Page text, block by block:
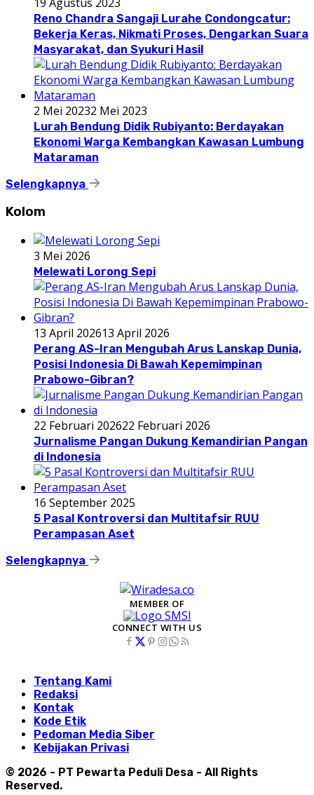
Reno Chandra Sangaji Lurahe Condongcatur:
Bekerja Keras, Nikmati Proses, Dengarkan Suara
Masyarakat, dan Syukuri Hasil
2 Mei 20232 Mei 2023
Lurah Bendung Didik Rubiyanto: Berdayakan
Ekonomi Warga Kembangkan Kawasan Lumbung
Mataraman
Selengkapnya
Kolom
3 Mei 2026
Melewati Lorong Sepi
13 April 202613 April 2026
Perang AS-Iran Mengubah Arus Lanskap Dunia,
Posisi Indonesia Di Bawah Kepemimpinan
Prabowo-Gibran?
22 Februari 202622 Februari 2026
Jurnalisme Pangan Dukung Kemandirian Pangan
di Indonesia
16 September 2025
5 Pasal Kontroversi dan Multitafsir RUU
Perampasan Aset
Selengkapnya
MEMBER OF
CONNECT WITH US
Tentang Kami
Redaksi
Kontak
Kode Etik
Pedoman Media Siber
Kebijakan Privasi
© 2026 - PT Pewarta Peduli Desa - All Rights
Reserved.